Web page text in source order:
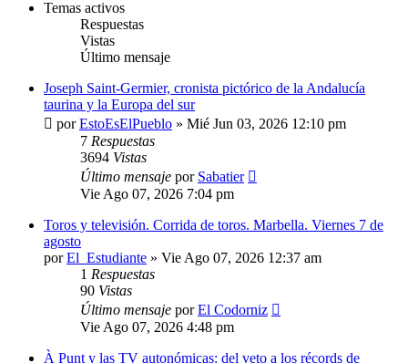
Temas activos
Respuestas
Vistas
Último mensaje
Joseph Saint-Germier, cronista pictórico de la Andalucía
taurina y la Europa del sur
porEstoEsElPueblo » Mié Jun 03, 2026 12:10 pm
7 Respuestas
3694 Vistas
Último mensaje por Sabatier
Vie Ago 07, 2026 7:04 pm
Toros y televisión. Corrida de toros. Marbella. Viernes 7 de
agosto
porEl_Estudiante » Vie Ago 07, 2026 12:37 am
1 Respuestas
90 Vistas
Último mensaje porEl Codorniz
Vie Ago 07, 2026 4:48 pm
À Punt y las TV autonómicas: del veto a los récords de